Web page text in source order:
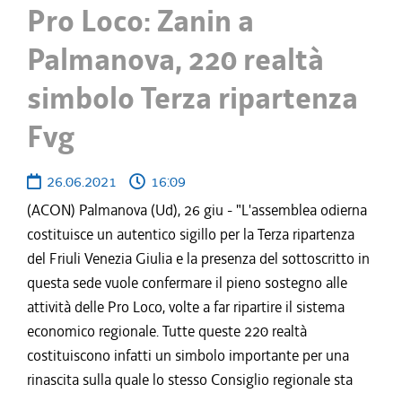
Pro Loco: Zanin a
Palmanova, 220 realtà
simbolo Terza ripartenza
Fvg
26.06.2021
16:09
(ACON) Palmanova (Ud), 26 giu - "L'assemblea odierna
costituisce un autentico sigillo per la Terza ripartenza
del Friuli Venezia Giulia e la presenza del sottoscritto in
questa sede vuole confermare il pieno sostegno alle
attività delle Pro Loco, volte a far ripartire il sistema
economico regionale. Tutte queste 220 realtà
costituiscono infatti un simbolo importante per una
rinascita sulla quale lo stesso Consiglio regionale sta